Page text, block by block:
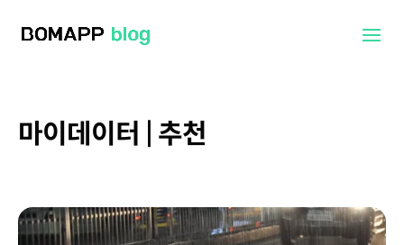
마이데이터 | 추천